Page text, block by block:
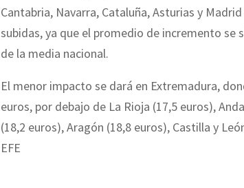
Cantabria, Navarra, Cataluña, Asturias y
subidas, ya que el promedio de incremento se
de la media nacional.
El menor impacto se dará en Extremadura,
euros, por debajo de La Rioja (17,5 euros),
(18,2 euros), Aragón (18,8 euros), Castilla y
EFE